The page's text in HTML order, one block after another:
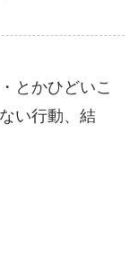
とかひどいこ
い行動、結